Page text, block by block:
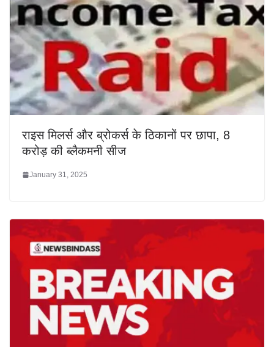
राइस मिलर्स और ब्रोकर्स के ठिकानों पर छापा, 8
करोड़ की ब्लैकमनी सीज
January 31, 2025